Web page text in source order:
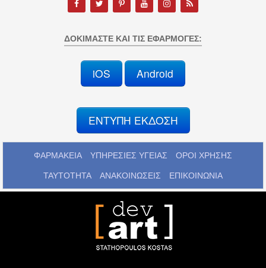
ΔΟΚΙΜΆΣΤΕ ΚΑΙ ΤΙΣ ΕΦΑΡΜΟΓΈΣ:
iOS Android
ΕΝΤΥΠΗ ΕΚΔΟΣΗ
ΦΑΡΜΑΚΕΙΑ ΥΠΗΡΕΣΙΕΣ ΥΓΕΙΑΣ ΟΡΟΙ ΧΡΗΣΗΣ
ΤΑΥΤΟΤΗΤΑ ΑΝΑΚΟΙΝΩΣΕΙΣ ΕΠΙΚΟΙΝΩΝΙΑ